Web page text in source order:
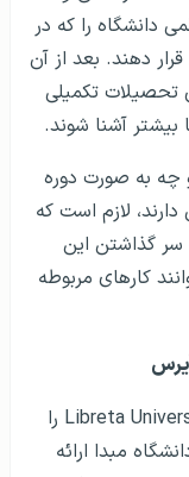
دانشگاه را که در
دهند. بعد از آن
تحصیلات تکمیلی
بیشتر آشنا شوند.
چه به صورت دوره
لازم است که
سر گذاشتن این
کارهای مربوطه
دانشجو موظف است که درخواست Libreta Universitaria را
مبدا ارائه